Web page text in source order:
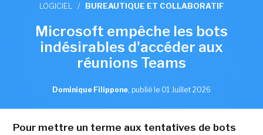
LOGICIEL / BUREAUTIQUE ET COLLABORATIF
Microsoft empêche les bots
indésirables d'accéder aux
réunions Teams
Dominique Filippone, publié le 01 Juillet 2026
Pour mettre un terme aux tentatives de bots